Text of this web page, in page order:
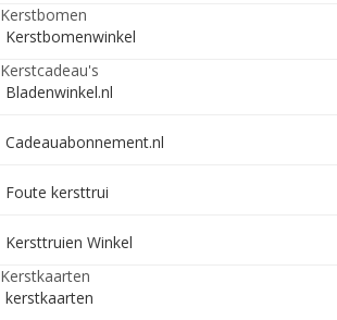
Kerstbomen
Kerstbomenwinkel
Kerstcadeau's
Bladenwinkel.nl
Cadeauabonnement.nl
Foute kersttrui
Kersttruien Winkel
Kerstkaarten
kerstkaarten